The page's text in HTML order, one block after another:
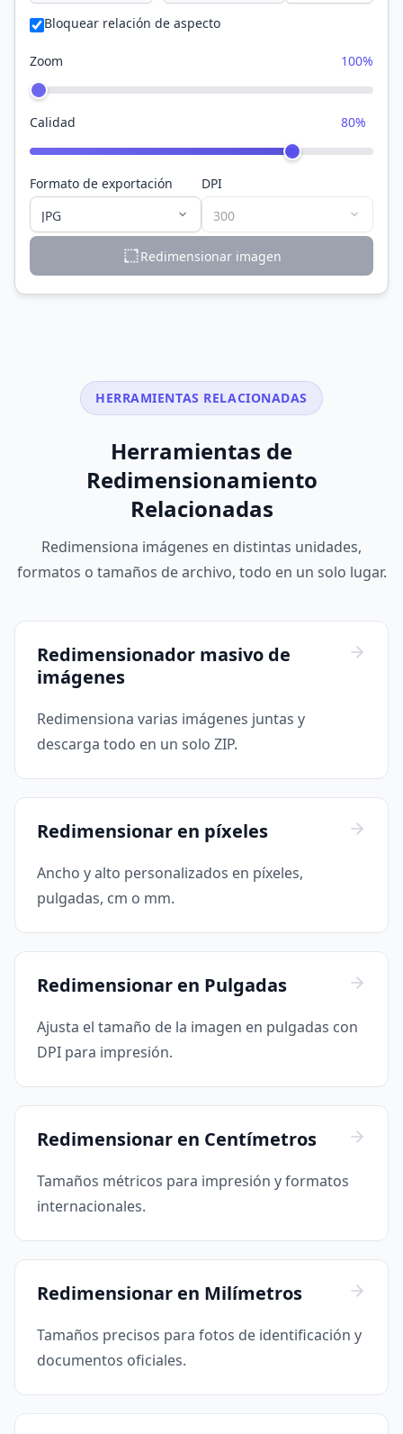
Bloquear relación de aspecto
Zoom 100%
Calidad 80%
Formato de exportación DPI
Redimensionar imagen
HERRAMIENTAS RELACIONADAS
Herramientas de
Redimensionamiento
Relacionadas
Redimensiona imágenes en distintas unidades,
formatos o tamaños de archivo, todo en un solo lugar.
Redimensionador masivo de
imágenes
Redimensiona varias imágenes juntas y
descarga todo en un solo ZIP.
Redimensionar en píxeles
Ancho y alto personalizados en píxeles,
pulgadas, cm o mm.
Redimensionar en Pulgadas
Ajusta el tamaño de la imagen en pulgadas con
DPI para impresión.
Redimensionar en Centímetros
Tamaños métricos para impresión y formatos
internacionales.
Redimensionar en Milímetros
Tamaños precisos para fotos de identificación y
documentos oficiales.